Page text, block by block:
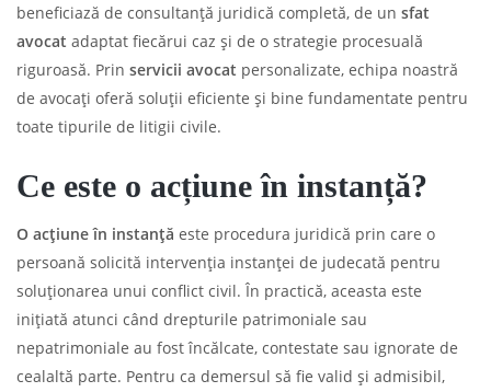
beneficiază de consultanță juridică completă, de un sfat
avocat adaptat fiecărui caz și de o strategie procesuală
riguroasă. Prin servicii avocat personalizate, echipa noastră
de avocați oferă soluții eficiente și bine fundamentate pentru
toate tipurile de litigii civile.
Ce este o acțiune în instanță?
O acțiune în instanță este procedura juridică prin care o
persoană solicită intervenția instanței de judecată pentru
soluționarea unui conflict civil. În practică, aceasta este
inițiată atunci când drepturile patrimoniale sau
nepatrimoniale au fost încălcate, contestate sau ignorate de
cealaltă parte. Pentru ca demersul să fie valid și admisibil,